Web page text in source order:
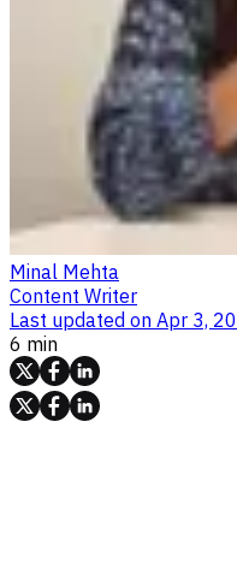
Minal Mehta
Content Writer
Last updated on Apr 3,
6 min